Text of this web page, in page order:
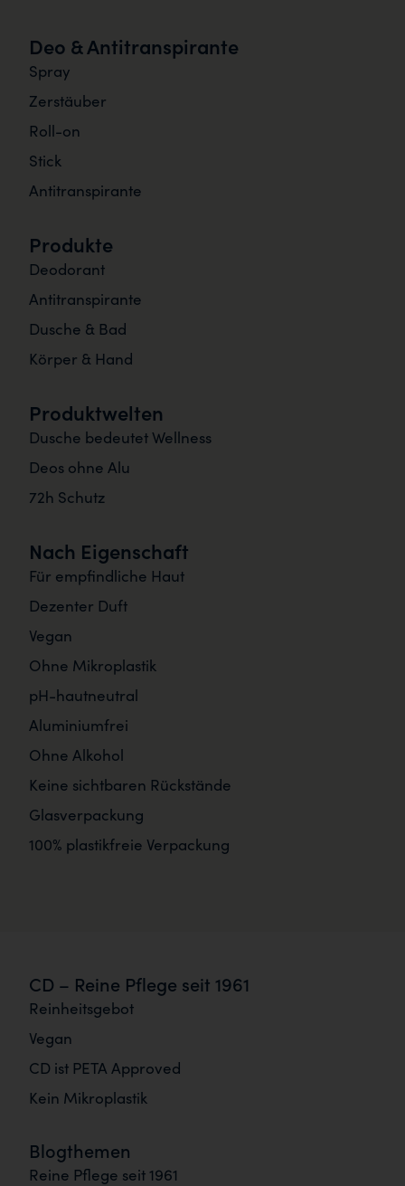
Deo & Antitranspirante
Spray
Zerstäuber
Roll-on
Stick
Antitranspirante
Produkte
Deodorant
Antitranspirante
Dusche & Bad
Körper & Hand
Produktwelten
Dusche bedeutet Wellness
Deos ohne Alu
72h Schutz
Nach Eigenschaft
Für empfindliche Haut
Dezenter Duft
Vegan
Ohne Mikroplastik
pH-hautneutral
Aluminiumfrei
Ohne Alkohol
Keine sichtbaren Rückstände
Glasverpackung
100% plastikfreie Verpackung
CD – Reine Pflege seit 1961
Reinheitsgebot
Vegan
CD ist PETA Approved
Kein Mikroplastik
Blogthemen
Reine Pflege seit 1961